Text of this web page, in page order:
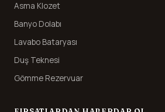
Asma Klozet
Banyo Dolabı
Lavabo Bataryası
Duş Teknesi
Gömme Rezervuar